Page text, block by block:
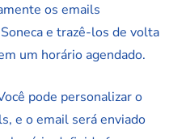
os emails
e trazê-los de volta
um horário agendado.
pode personalizar o
e o email será enviado